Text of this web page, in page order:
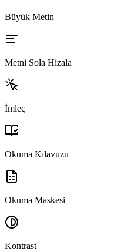
Büyük Metin
Metni Sola Hizala
İmleç
Okuma Kılavuzu
Okuma Maskesi
Kontrast